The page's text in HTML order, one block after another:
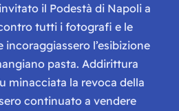
il Podestà di Napoli a
tutti i fotografi e le
l’esibizione
pasta. Addirittura
minacciata la revoca della
continuato a vendere